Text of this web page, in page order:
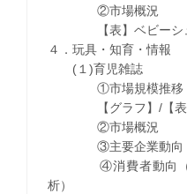
②市場概況
【表】ベビーシュ
４．玩具・知育・情報
(１)育児雑誌
①市場規模推移
【グラフ】/【表】
②市場概況
③主要企業動向
④消費者動向（ア
析）